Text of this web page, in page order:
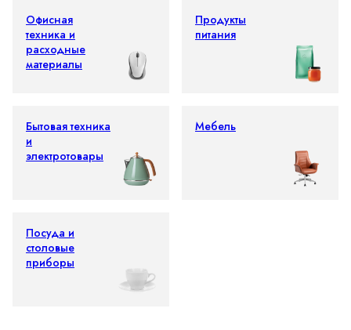
Офисная
техника и
расходные
материалы
Продукты
питания
Бытовая техника
и
электротовары
Мебель
Посуда и
столовые
приборы